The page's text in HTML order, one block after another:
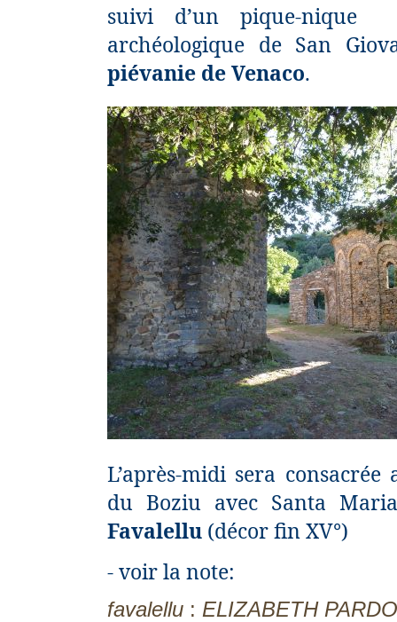
suivi d’un pique-nique
archéologique de San
piévanie de Venaco.
L’après-midi sera consacrée
du Boziu avec Santa
Favalellu (décor fin XV°)
- voir la note:
favalellu : ELIZABETH